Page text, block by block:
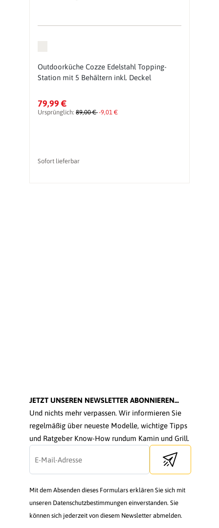
Outdoorküche Cozze Edelstahl Topping-
Station mit 5 Behältern inkl. Deckel
79,99 €
Ursprünglich: 89,00 €-9,01 €
Sofort lieferbar
JETZT UNSEREN NEWSLETTER ABONNIEREN...
Und nichts mehr verpassen. Wir informieren Sie
regelmäßig über neueste Modelle, wichtige Tipps
und Ratgeber Know-How rundum Kamin und Grill.
Send newsletter
Mit dem Absenden dieses Formulars erklären Sie sich mit
unseren Datenschutzbestimmungen einverstanden. Sie
können sich jederzeit von diesem Newsletter abmelden.